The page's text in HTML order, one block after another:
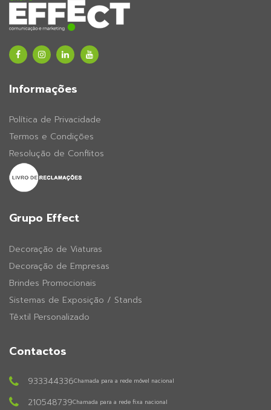
Informações
Política de Privacidade
Termos e Condições
Resolução de Conflitos
Grupo Effect
Decoração de Viaturas
Decoração de Empresas
Brindes Promocionais
Sistemas de Exposição / Stands
Têxtil Personalizado
Contactos
933344336Chamada para a rede móvel nacional
210548739Chamada para a rede fixa nacional